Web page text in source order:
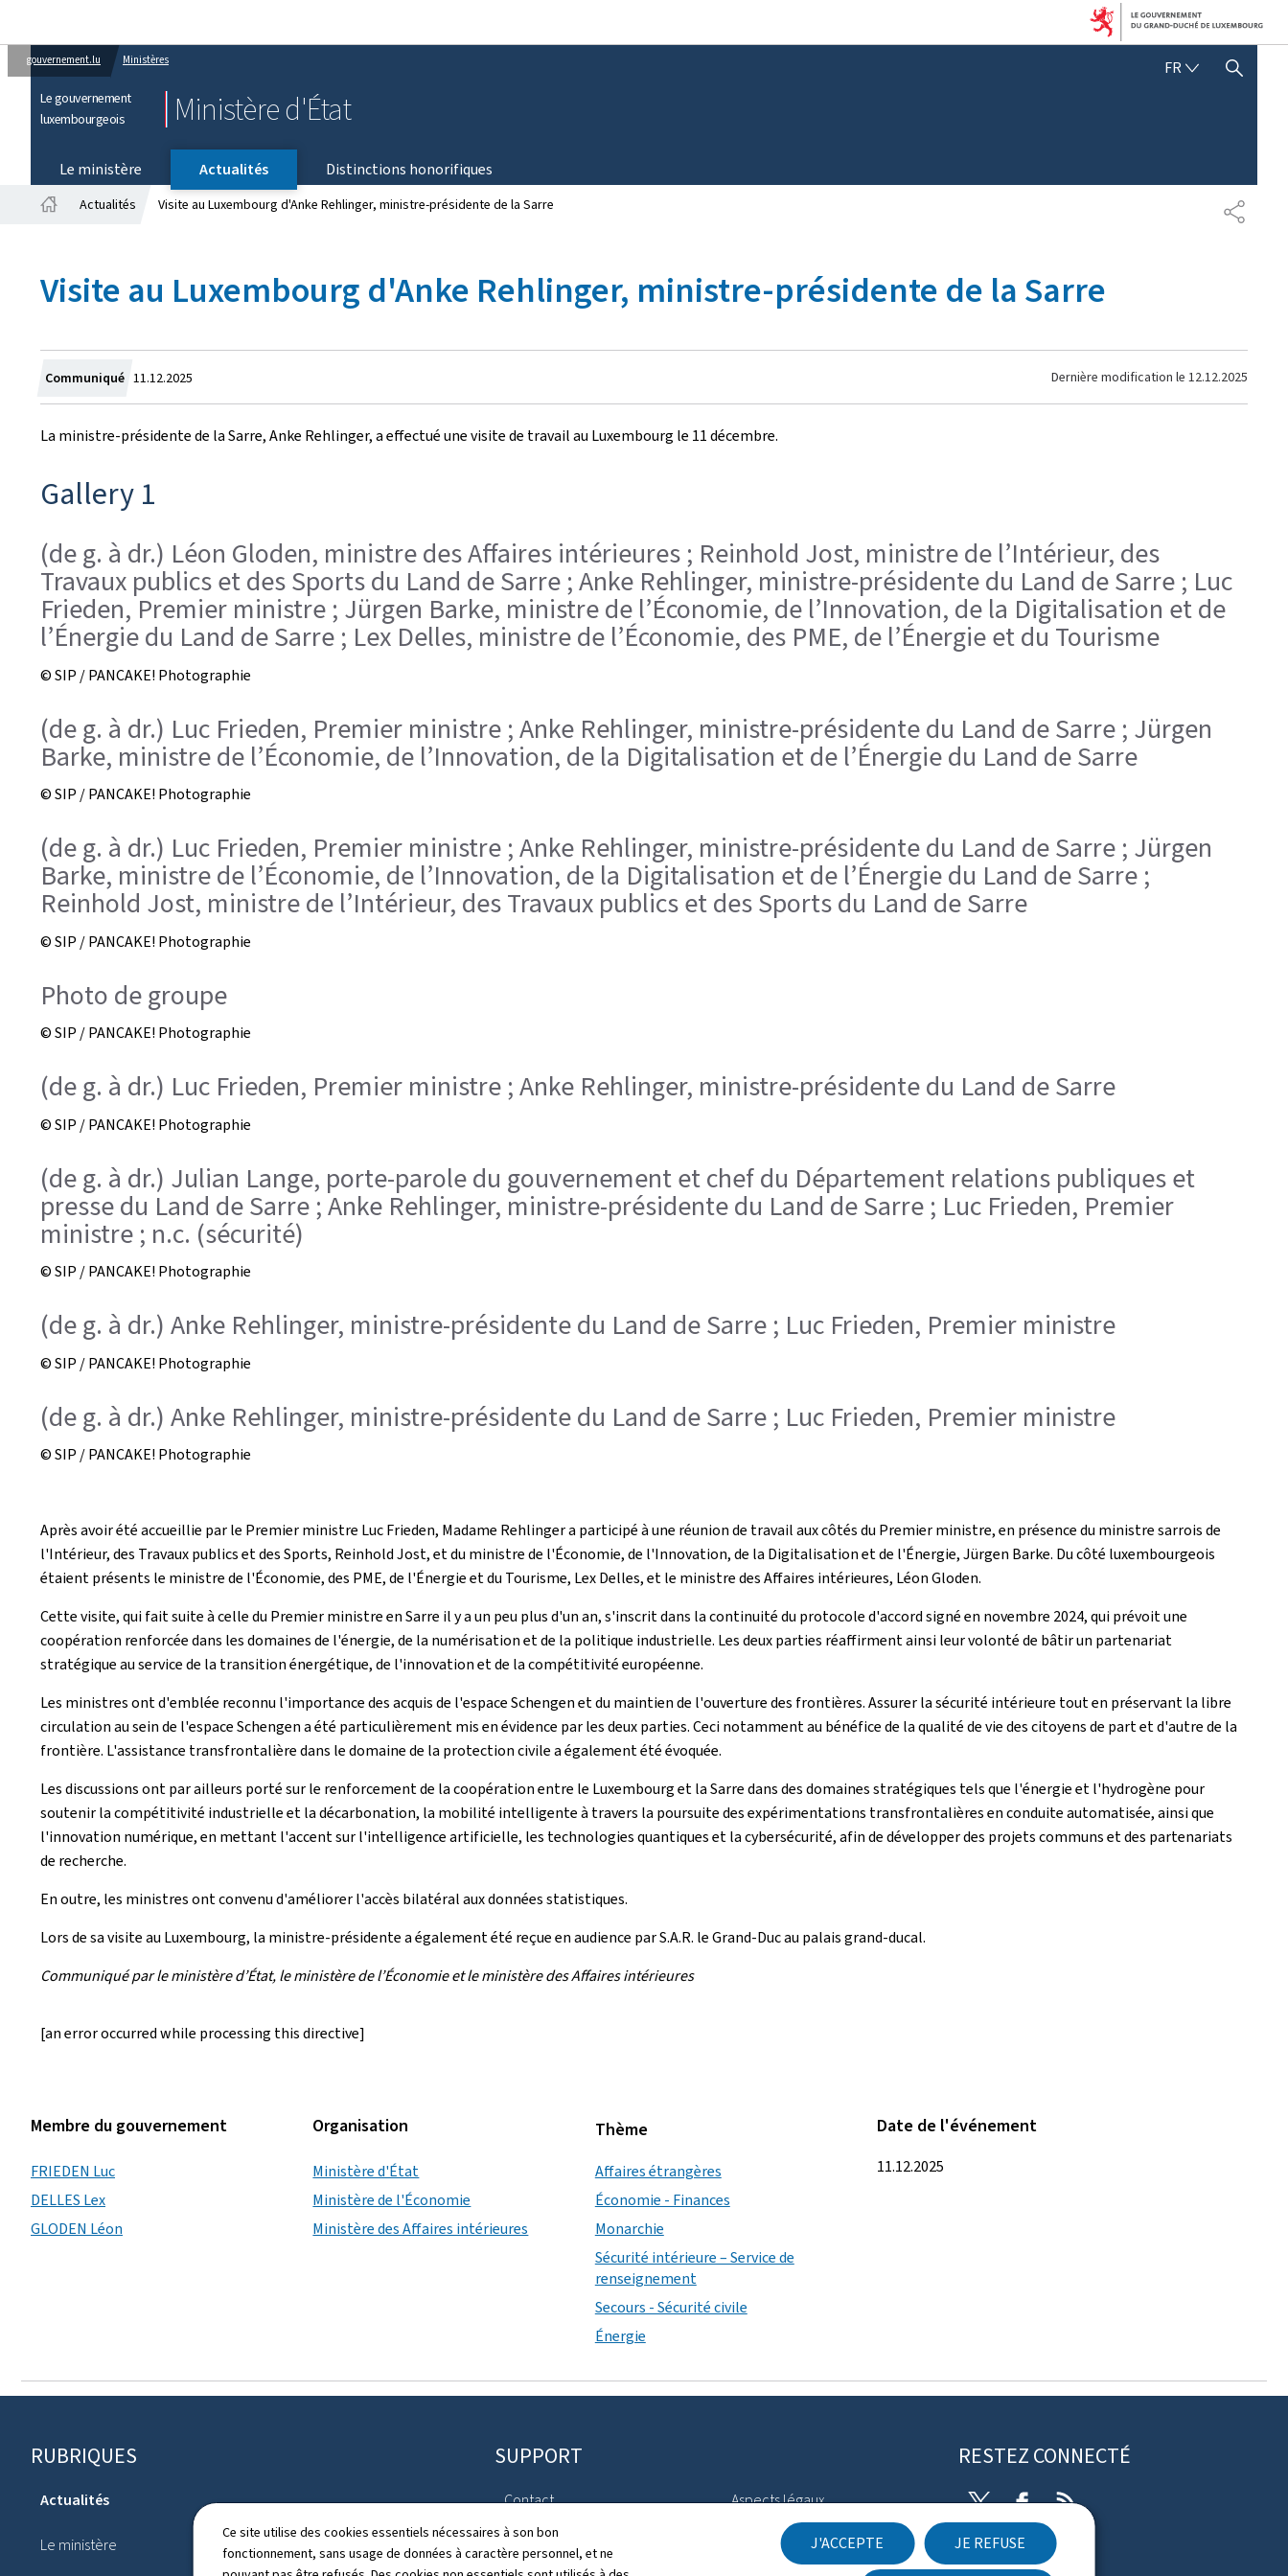
Ce site utilise des cookies essentiels nécessaires à son bon
fonctionnement, sans usage de données à caractère personnel, et ne
J'ACCEPTE JE REFUSE
gouvernement.lu Ministères
Le gouvernement
luxembourgeois
Ministère d'État
FRFRANÇAIS
AFFICHER / MASQUER
Le ministère Actualités
Distinctions honorifiques
Actualités Visite au Luxembourg d'Anke Rehlinger, ministre-présidente de la Sarre
Visite au Luxembourg d'Anke Rehlinger, ministre-présidente de la Sarre
Communiqué Crée
le
11.12.2025 Dernière modification le 12.12.2025
La ministre-présidente de la Sarre, Anke Rehlinger, a effectué une visite de travail au Luxembourg le 11 décembre.
Gallery 1
(de g. à dr.) Léon Gloden, ministre des Affaires intérieures ; Reinhold Jost, ministre de l’Intérieur, des
Travaux publics et des Sports du Land de Sarre ; Anke Rehlinger, ministre-présidente du Land de Sarre ; Luc
Frieden, Premier ministre ; Jürgen Barke, ministre de l’Économie, de l’Innovation, de la Digitalisation et de
l’Énergie du Land de Sarre ; Lex Delles, ministre de l’Économie, des PME, de l’Énergie et du Tourisme
© SIP / PANCAKE! Photographie
(de g. à dr.) Luc Frieden, Premier ministre ; Anke Rehlinger, ministre-présidente du Land de Sarre ; Jürgen
Barke, ministre de l’Économie, de l’Innovation, de la Digitalisation et de l’Énergie du Land de Sarre
© SIP / PANCAKE! Photographie
(de g. à dr.) Luc Frieden, Premier ministre ; Anke Rehlinger, ministre-présidente du Land de Sarre ; Jürgen
Barke, ministre de l’Économie, de l’Innovation, de la Digitalisation et de l’Énergie du Land de Sarre ;
Reinhold Jost, ministre de l’Intérieur, des Travaux publics et des Sports du Land de Sarre
© SIP / PANCAKE! Photographie
Photo de groupe
© SIP / PANCAKE! Photographie
(de g. à dr.) Luc Frieden, Premier ministre ; Anke Rehlinger, ministre-présidente du Land de Sarre
© SIP / PANCAKE! Photographie
(de g. à dr.) Julian Lange, porte-parole du gouvernement et chef du Département relations publiques et
presse du Land de Sarre ; Anke Rehlinger, ministre-présidente du Land de Sarre ; Luc Frieden, Premier
ministre ; n.c. (sécurité)
© SIP / PANCAKE! Photographie
(de g. à dr.) Anke Rehlinger, ministre-présidente du Land de Sarre ; Luc Frieden, Premier ministre
© SIP / PANCAKE! Photographie
(de g. à dr.) Anke Rehlinger, ministre-présidente du Land de Sarre ; Luc Frieden, Premier ministre
© SIP / PANCAKE! Photographie
Après avoir été accueillie par le Premier ministre Luc Frieden, Madame Rehlinger a participé à une réunion de travail aux côtés du Premier ministre, en présence du ministre sarrois de
l'Intérieur, des Travaux publics et des Sports, Reinhold Jost, et du ministre de l'Économie, de l'Innovation, de la Digitalisation et de l'Énergie, Jürgen Barke. Du côté luxembourgeois
étaient présents le ministre de l'Économie, des PME, de l'Énergie et du Tourisme, Lex Delles, et le ministre des Affaires intérieures, Léon Gloden.
Cette visite, qui fait suite à celle du Premier ministre en Sarre il y a un peu plus d'un an, s'inscrit dans la continuité du protocole d'accord signé en novembre 2024, qui prévoit une
coopération renforcée dans les domaines de l'énergie, de la numérisation et de la politique industrielle. Les deux parties réaffirment ainsi leur volonté de bâtir un partenariat
stratégique au service de la transition énergétique, de l'innovation et de la compétitivité européenne.
Les ministres ont d'emblée reconnu l'importance des acquis de l'espace Schengen et du maintien de l'ouverture des frontières. Assurer la sécurité intérieure tout en préservant la libre
circulation au sein de l'espace Schengen a été particulièrement mis en évidence par les deux parties. Ceci notamment au bénéfice de la qualité de vie des citoyens de part et d'autre de la
frontière. L'assistance transfrontalière dans le domaine de la protection civile a également été évoquée.
Les discussions ont par ailleurs porté sur le renforcement de la coopération entre le Luxembourg et la Sarre dans des domaines stratégiques tels que l'énergie et l'hydrogène pour
soutenir la compétitivité industrielle et la décarbonation, la mobilité intelligente à travers la poursuite des expérimentations transfrontalières en conduite automatisée, ainsi que
l'innovation numérique, en mettant l'accent sur l'intelligence artificielle, les technologies quantiques et la cybersécurité, afin de développer des projets communs et des partenariats
de recherche.
En outre, les ministres ont convenu d'améliorer l'accès bilatéral aux données statistiques.
Lors de sa visite au Luxembourg, la ministre-présidente a également été reçue en audience par S.A.R. le Grand-Duc au palais grand-ducal.
Communiqué par le ministère d’État, le ministère de l’Économie et le ministère des Affaires intérieures
[an error occurred while processing this directive]
Membre du gouvernement
FRIEDEN Luc
DELLES Lex
GLODEN Léon
Organisation
Ministère d'État
Ministère de l'Économie
Ministère des Affaires intérieures
Thème
Affaires étrangères
Économie - Finances
Monarchie
Sécurité intérieure – Service de
renseignement
Secours - Sécurité civile
Énergie
Date de l'événement
11.12.2025
Pied
de
RUBRIQUES
Actualités
Le ministère
Annuaire
SUPPORT
Contact
Plan du site
Aspects légaux
Déclaration d'accessibilité
RESTEZ CONNECTÉ
TwitterFacebook
RSS